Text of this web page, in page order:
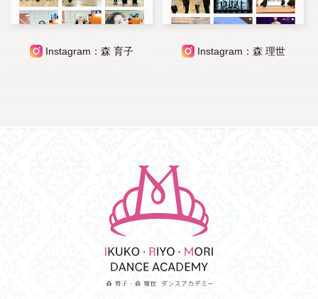
Instagram：森 育子 Instagram：森 理世